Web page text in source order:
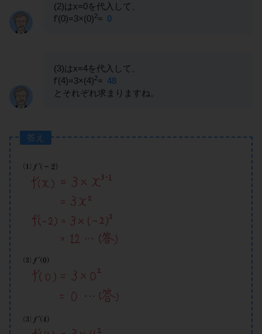
(2)はx=0を代入して、
f'(0)=3×(0)2= 0
(3)はx=4を代入して、
f'(4)=3×(4)2= 48
とそれぞれ求まりますね。
答え